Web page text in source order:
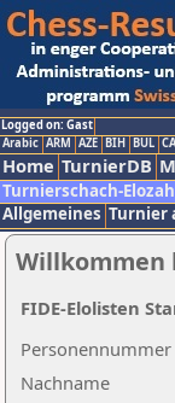
Logged on: Gast
Arabic ARM AZE BIH BUL
Home TurnierDB
Turnierschach-
Allgemeines Turnier
Willkommen
Nachname
Personennummer
FIDE-Elolisten